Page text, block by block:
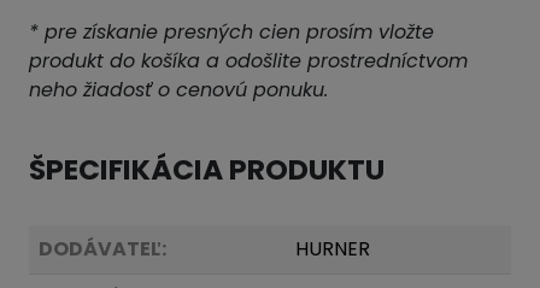
* pre získanie presných cien prosím vložte
produkt do košíka a odošlite prostredníctvom
neho žiadosť o cenovú ponuku.
ŠPECIFIKÁCIA PRODUKTU
DODÁVATEĽ:
HURNER